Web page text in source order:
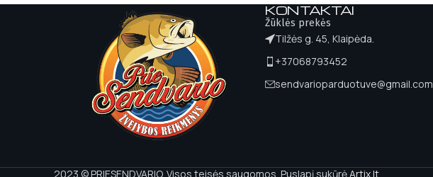
KONTAKTAI
Žūklės prekės
Tilžės g. 45, Klaipėda.
+37068793452
sendvarioparduotuve@gmail.com
2023 © PRIESENDVARIO. Visos teisės saugomos. Puslapį sukūrėArtix.lt